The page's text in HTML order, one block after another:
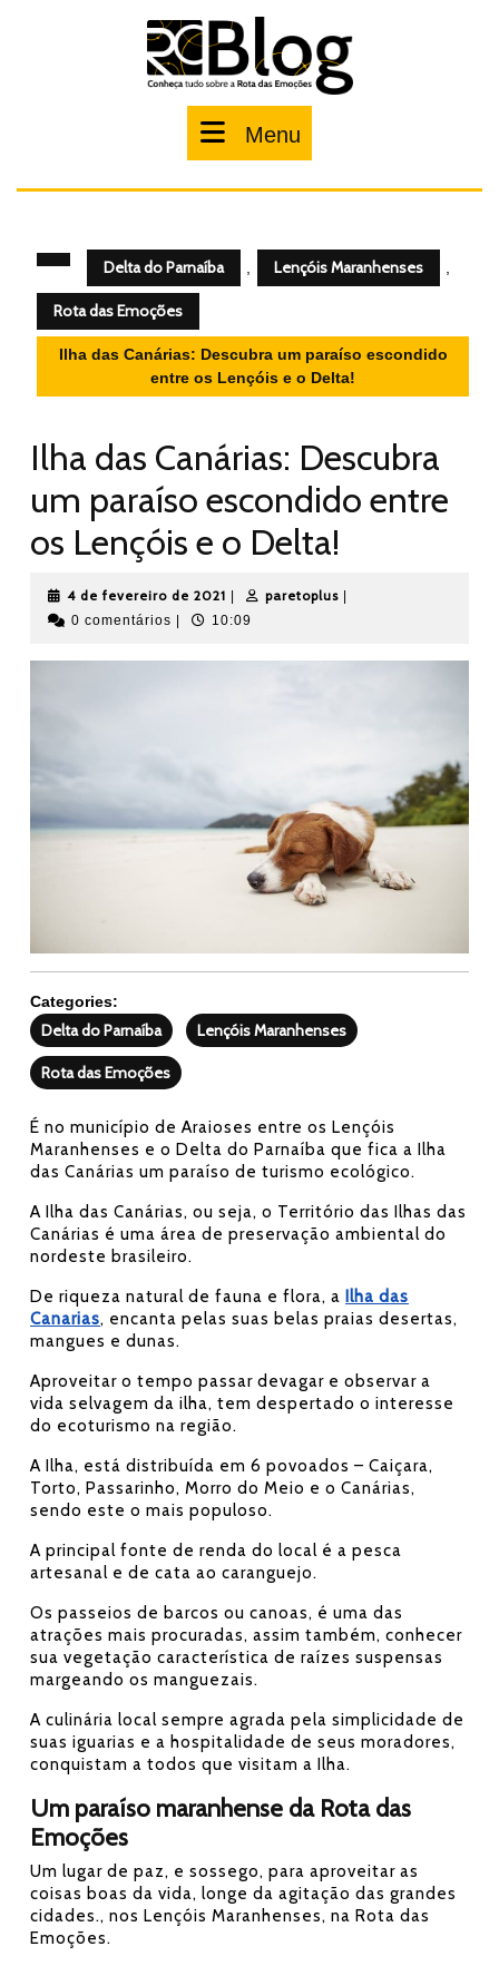
Menu
Delta do Parnaíba Lençóis Maranhenses
Rota das Emoções
Ilha das Canárias: Descubra um paraíso escondido
entre os Lençóis e o Delta!
Ilha das Canárias: Descubra
um paraíso escondido entre
os Lençóis e o Delta!
4 de fevereiro de 2021 4
de
paretoplus paretoplus
0 comentários
10:09
Categories:
Delta do Parnaíba Lençóis Maranhenses
Rota das Emoções
É no município de Araioses entre os Lençóis
Maranhenses e o Delta do Parnaíba que fica a Ilha
das Canárias um paraíso de turismo ecológico.
A Ilha das Canárias, ou seja, o Território das Ilhas das
Canárias é uma área de preservação ambiental do
nordeste brasileiro.
De riqueza natural de fauna e flora, a Ilha das
Canarias, encanta pelas suas belas praias desertas,
mangues e dunas.
Aproveitar o tempo passar devagar e observar a
vida selvagem da ilha, tem despertado o interesse
do ecoturismo na região.
A Ilha, está distribuída em 6 povoados – Caiçara,
Torto, Passarinho, Morro do Meio e o Canárias,
sendo este o mais populoso.
A principal fonte de renda do local é a pesca
artesanal e de cata ao caranguejo.
Os passeios de barcos ou canoas, é uma das
atrações mais procuradas, assim também, conhecer
sua vegetação característica de raízes suspensas
margeando os manguezais.
A culinária local sempre agrada pela simplicidade de
suas iguarias e a hospitalidade de seus moradores,
conquistam a todos que visitam a Ilha.
Um paraíso maranhense da Rota das
Emoções
Um lugar de paz, e sossego, para aproveitar as
coisas boas da vida, longe da agitação das grandes
cidades., nos Lençóis Maranhenses, na Rota das
Emoções.